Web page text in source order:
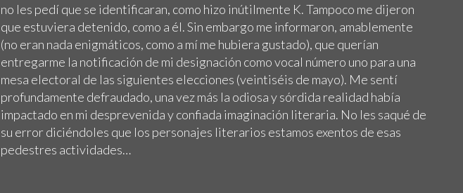
no les pedí que se identificaran, como hizo inútilmente K. Tampoco me dijeron
que estuviera detenido, como a él. Sin embargo me informaron, amablemente
(no eran nada enigmáticos, como a mí me hubiera gustado), que querían
entregarme la notificación de mi designación como vocal número uno para una
mesa electoral de las siguientes elecciones (veintiséis de mayo). Me sentí
profundamente defraudado, una vez más la odiosa y sórdida realidad había
impactado en mi desprevenida y confiada imaginación literaria. No les saqué de
su error diciéndoles que los personajes literarios estamos exentos de esas
pedestres actividades…